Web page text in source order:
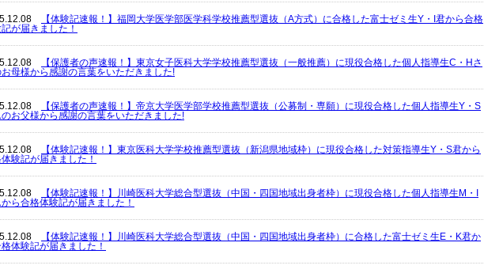
【体験記速報！】福岡大学医学部医学科学校推薦型選抜（A方式）に合格した富士ゼミ生Y・I君から合格
が届きました！
【保護者の声速報！】東京女子医科大学学校推薦型選抜（一般推薦）に現役合格した個人指導生C・Hさ
お母様から感謝の言葉をいただきました!
【保護者の声速報！】帝京大学医学部学校推薦型選抜（公募制・専願）に現役合格した個人指導生Y・S
のお父様から感謝の言葉をいただきました!
【体験記速報！】東京医科大学学校推薦型選抜（新潟県地域枠）に現役合格した対策指導生Y・S君から
験記が届きました！
【体験記速報！】川崎医科大学総合型選抜（中国・四国地域出身者枠）に現役合格した個人指導生M・I
ら合格体験記が届きました！
【体験記速報！】川崎医科大学総合型選抜（中国・四国地域出身者枠）に合格した富士ゼミ生E・K君か
格体験記が届きました！